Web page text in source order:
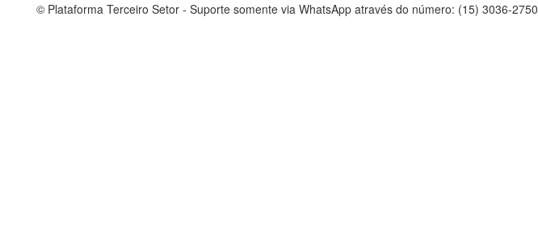
© Plataforma Terceiro Setor - Suporte somente via WhatsApp através do número: (15) 3036-2750